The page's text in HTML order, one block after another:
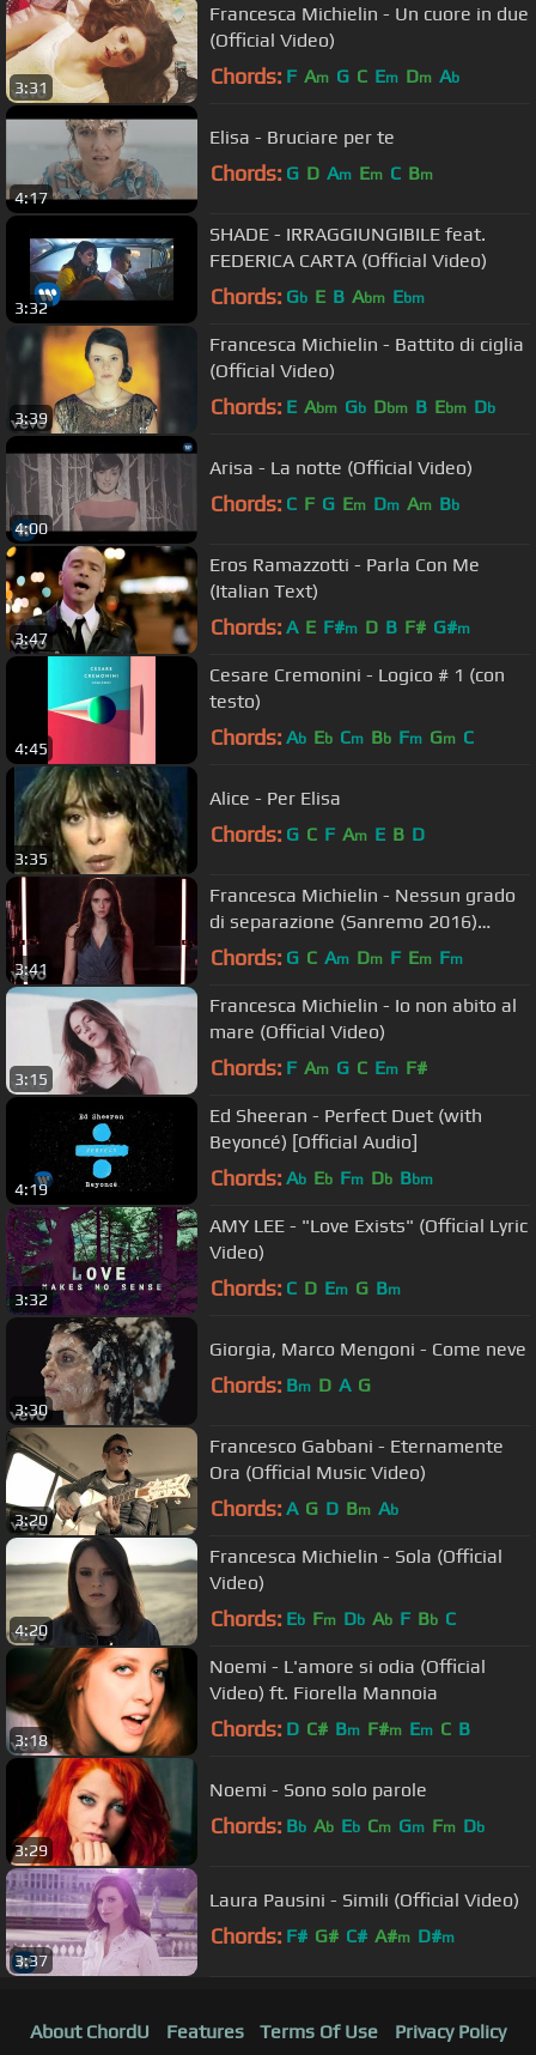
3:31
Francesca Michielin - Un cuore in due
(Official Video)
Chords: F Am G C Em Dm Ab
4:17
Elisa - Bruciare per te
Chords: G D Am Em C Bm
3:32
SHADE - IRRAGGIUNGIBILE feat.
FEDERICA CARTA (Official Video)
Chords: Gb E B Abm Ebm
3:39
Francesca Michielin - Battito di ciglia
(Official Video)
Chords: E Abm Gb Dbm B Ebm Db
4:00
Arisa - La notte (Official Video)
Chords: C F G Em Dm Am Bb
3:47
Eros Ramazzotti - Parla Con Me
(Italian Text)
Chords: A E F#m D B F# G#m
4:45
Cesare Cremonini - Logico # 1 (con
testo)
Chords: Ab Eb Cm Bb Fm Gm C
3:35
Alice - Per Elisa
Chords: G C F Am E B D
3:41
Francesca Michielin - Nessun grado
di separazione (Sanremo 2016)
(Official Video)
Chords: G C Am Dm F Em Fm
3:15
Francesca Michielin - Io non abito al
mare (Official Video)
Chords: F Am G C Em F#
4:19
Ed Sheeran - Perfect Duet (with
Beyoncé) [Official Audio]
Chords: Ab Eb Fm Db Bbm
3:32
AMY LEE - "Love Exists" (Official Lyric
Video)
Chords: C D Em G Bm
3:30
Giorgia, Marco Mengoni - Come neve
Chords: Bm D A G
3:20
Francesco Gabbani - Eternamente
Ora (Official Music Video)
Chords: A G D Bm Ab
4:20
Francesca Michielin - Sola (Official
Video)
Chords: Eb Fm Db Ab F Bb C
3:18
Noemi - L'amore si odia (Official
Video) ft. Fiorella Mannoia
Chords: D C# Bm F#m Em C B
3:29
Noemi - Sono solo parole
Chords: Bb Ab Eb Cm Gm Fm Db
3:37
Laura Pausini - Simili (Official Video)
Chords: F# G# C# A#m D#m
About ChordU Features Terms Of Use Privacy Policy